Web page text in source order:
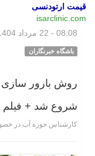
قیمت ارتودنسی
isarclinic.com
08:08 - 22 مرداد 1404
باشگاه خبرنگاران
روش بارور سازی
شروع شد + فیلم
کارشناس حوزه آب در